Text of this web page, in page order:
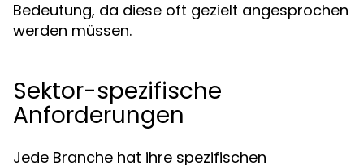
Bedeutung, da diese oft gezielt angesprochen
werden müssen.
Sektor-spezifische
Anforderungen
Jede Branche hat ihre spezifischen